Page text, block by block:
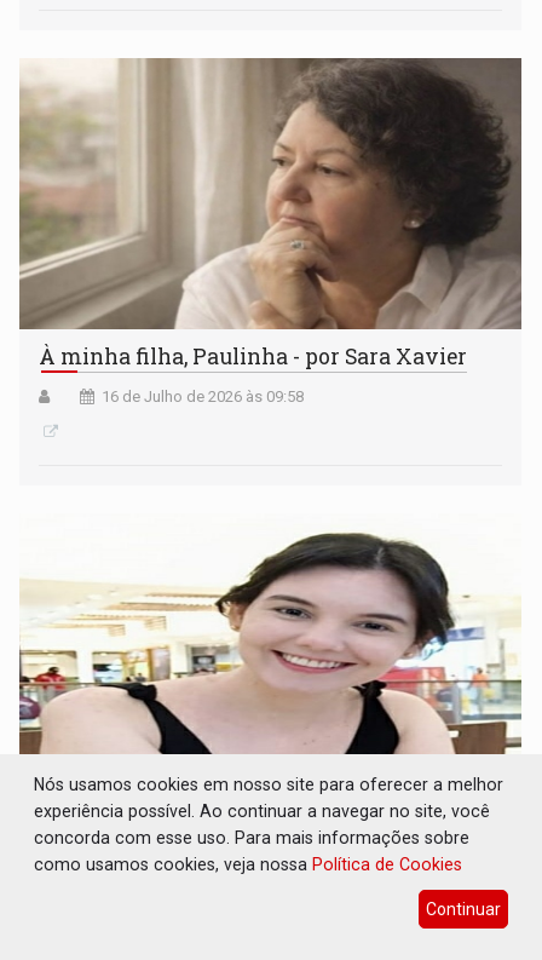
À minha filha, Paulinha - por Sara Xavier
16 de Julho de 2026 às 09:58
Nossa paixão nacional não pode ser
violência - por Larina Rosa
16 de Julho de 2026 às 09:31
Nós usamos cookies em nosso site para oferecer a melhor
experiência possível. Ao continuar a navegar no site, você
concorda com esse uso. Para mais informações sobre
como usamos cookies, veja nossa Política de Cookies
Continuar